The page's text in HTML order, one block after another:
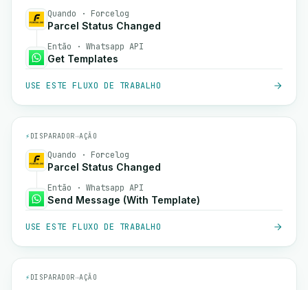
Quando · Forcelog
Parcel Status Changed
Então · Whatsapp API
Get Templates
USE ESTE FLUXO DE TRABALHO
⚡ DISPARADOR→AÇÃO
Quando · Forcelog
Parcel Status Changed
Então · Whatsapp API
Send Message (With Template)
USE ESTE FLUXO DE TRABALHO
⚡ DISPARADOR→AÇÃO